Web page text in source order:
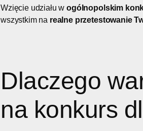
Wzięcie udziału wogólnopolskim
wszystkim na realne przetestowanie
Dlaczego
na konkurs